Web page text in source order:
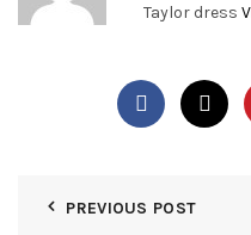
Taylor dress
PREVIOUS POST